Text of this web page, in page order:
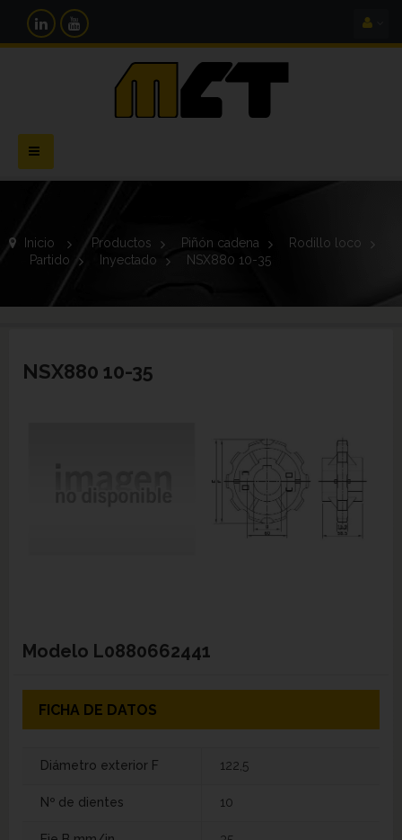
Navegación
Toggle
Inicio > Productos > Piñón cadena >
Rodillo loco
Partido > Inyectado > NSX880 10-35
NSX880 10-35
Modelo L0880662441
FICHA DE DATOS
Diámetro exterior F 122,5
Nº de dientes 10